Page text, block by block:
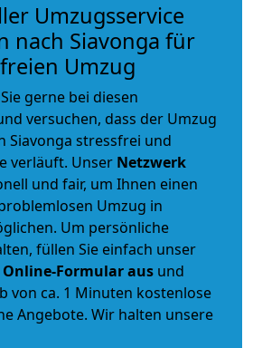
Umzugsservice
nach Siavonga für
Umzug
gerne bei diesen
versuchen, dass der Umzug
Siavonga stressfrei und
verläuft. Unser Netzwerk
und fair, um Ihnen einen
Umzug in
Um persönliche
füllen Sie einfach unser
Formular aus und
von ca. 1 Minuten kostenlose
Angebote. Wir halten unsere